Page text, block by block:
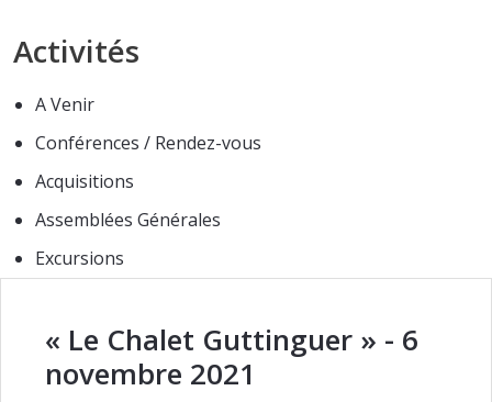
Activités
A Venir
Conférences / Rendez-vous
Acquisitions
Assemblées Générales
Excursions
« Le Chalet Guttinguer » - 6
novembre 2021